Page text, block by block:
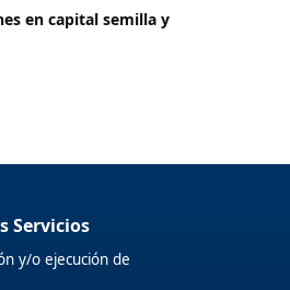
en capital semilla y
Servicios
y/o ejecución de